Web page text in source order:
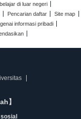
di luar negeri
Pencarian daftar
Site map
informasi pribadi
】